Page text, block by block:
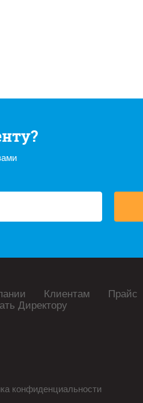
Клиентам Прайс
Директору
конфиденциальности